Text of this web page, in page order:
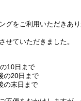
グをご利用いただきあ
せていただきました。
10日まで
20日まで
末日まで